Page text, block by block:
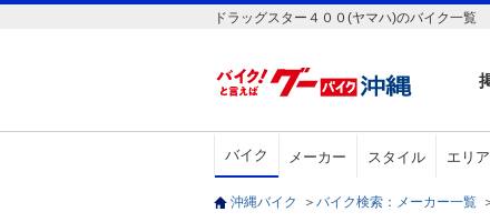
ドラッグスター４００(ヤマハ)のバイク一覧
バイク メーカー スタイル エリア
沖縄バイク ＞ バイク検索：メーカー一覧